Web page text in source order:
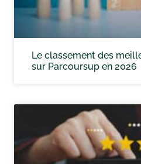
Le classement des
sur Parcoursup en 2026